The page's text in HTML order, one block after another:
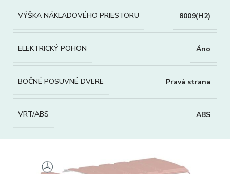
VÝŠKA NÁKLADOVÉHO PRIESTORU 8009(H2)
ELEKTRICKÝ POHON Áno
BOČNÉ POSUVNÉ DVERE Pravá strana
VRT/ABS ABS